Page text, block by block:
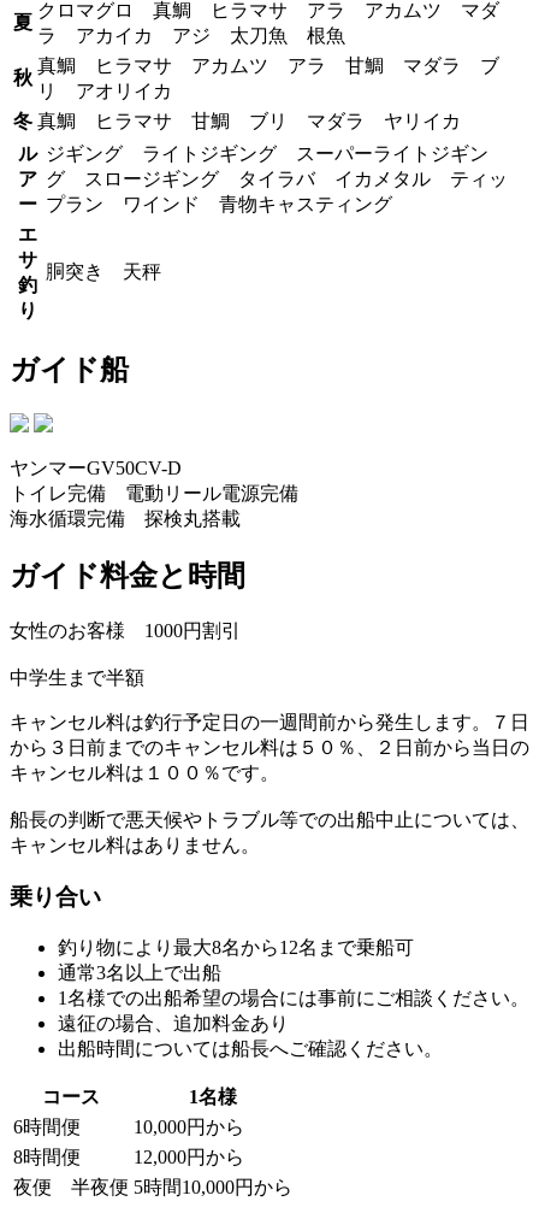
夏
クロマグロ 真鯛 ヒラマサ アラ アカムツ マダ
ラ アカイカ アジ 太刀魚 根魚
秋
真鯛 ヒラマサ アカムツ アラ 甘鯛 マダラ ブ
リ アオリイカ
冬 真鯛 ヒラマサ 甘鯛 ブリ マダラ ヤリイカ
ル
ア
ー
ジギング ライトジギング スーパーライトジギン
グ スロージギング タイラバ イカメタル ティッ
プラン ワインド 青物キャスティング
エ
サ
釣
り
胴突き 天秤
ガイド船
ヤンマーGV50CV-D
トイレ完備 電動リール電源完備
海水循環完備 探検丸搭載
ガイド料金と時間
女性のお客様 1000円割引
中学生まで半額
キャンセル料は釣行予定日の一週間前から発生します。７日
から３日前までのキャンセル料は５０％、２日前から当日の
キャンセル料は１００％です。
船長の判断で悪天候やトラブル等での出船中止については、
キャンセル料はありません。
乗り合い
釣り物により最大8名から12名まで乗船可
通常3名以上で出船
1名様での出船希望の場合には事前にご相談ください。
遠征の場合、追加料金あり
出船時間については船長へご確認ください。
コース
1名様
6時間便
10,000円から
8時間便
12,000円から
夜便 半夜便 5時間10,000円から